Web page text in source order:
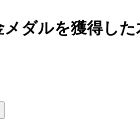
ダルを獲得し